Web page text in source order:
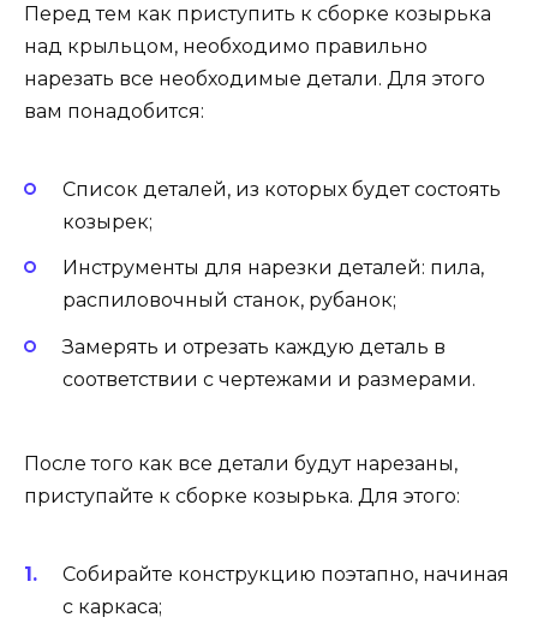
Перед тем как приступить к сборке козырька
над крыльцом, необходимо правильно
нарезать все необходимые детали. Для этого
вам понадобится:
Список деталей, из которых будет состоять
козырек;
Инструменты для нарезки деталей: пила,
распиловочный станок, рубанок;
Замерять и отрезать каждую деталь в
соответствии с чертежами и размерами.
После того как все детали будут нарезаны,
приступайте к сборке козырька. Для этого:
Собирайте конструкцию поэтапно, начиная
с каркаса;